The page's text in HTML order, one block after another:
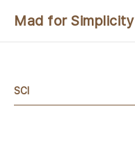
Mad for Simplicity
SCI